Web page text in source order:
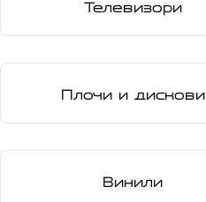
Телевизори
Плочи и дискови
Винили